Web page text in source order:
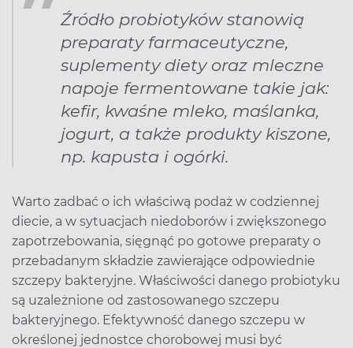
Źródło probiotyków stanowią
preparaty farmaceutyczne,
suplementy diety oraz mleczne
napoje fermentowane takie jak:
kefir, kwaśne mleko, maślanka,
jogurt, a także produkty kiszone,
np. kapusta i ogórki.
Warto zadbać o ich właściwą podaż w codziennej
diecie, a w sytuacjach niedoborów i zwiększonego
zapotrzebowania, sięgnąć po gotowe preparaty o
przebadanym składzie zawierające odpowiednie
szczepy bakteryjne. Właściwości danego probiotyku
są uzależnione od zastosowanego szczepu
bakteryjnego. Efektywność danego szczepu w
określonej jednostce chorobowej musi być